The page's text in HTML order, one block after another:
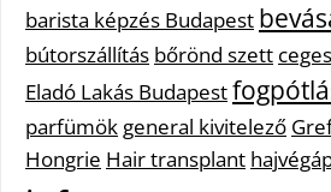
barista képzés Budapest
bútorszállítás bőrönd szett
Eladó Lakás Budapest
parfümök general kivitelező
Hongrie Hair transplant